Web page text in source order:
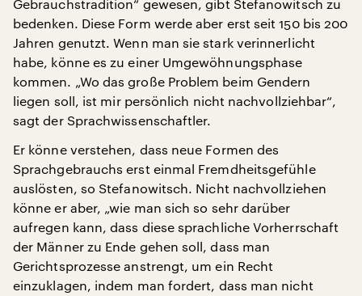
Gebrauchstradition“ gewesen, gibt Stefanowitsch zu
bedenken. Diese Form werde aber erst seit 150 bis 200
Jahren genutzt. Wenn man sie stark verinnerlicht
habe, könne es zu einer Umgewöhnungsphase
kommen. „Wo das große Problem beim Gendern
liegen soll, ist mir persönlich nicht nachvollziehbar“,
sagt der Sprachwissenschaftler.
Er könne verstehen, dass neue Formen des
Sprachgebrauchs erst einmal Fremdheitsgefühle
auslösten, so Stefanowitsch. Nicht nachvollziehen
könne er aber, „wie man sich so sehr darüber
aufregen kann, dass diese sprachliche Vorherrschaft
der Männer zu Ende gehen soll, dass man
Gerichtsprozesse anstrengt, um ein Recht
einzuklagen, indem man fordert, dass man nicht